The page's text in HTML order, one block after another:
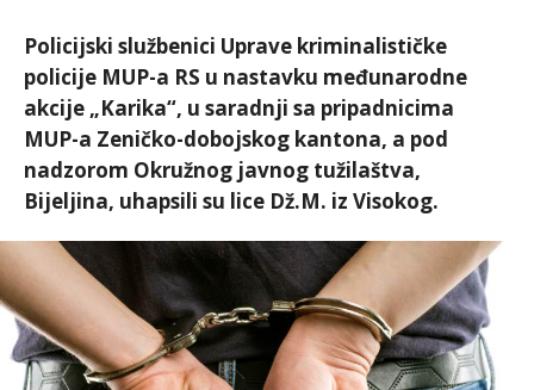
Policijski službenici Uprave kriminalističke
policije MUP-a RS u nastavku međunarodne
akcije „Karika“, u saradnji sa pripadnicima
MUP-a Zeničko-dobojskog kantona, a pod
nadzorom Okružnog javnog tužilaštva,
Bijeljina, uhapsili su lice Dž.M. iz Visokog.